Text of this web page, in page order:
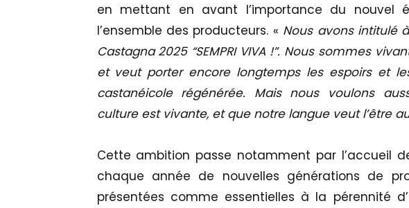
en mettant en avant l’importance du nouvel
l’ensemble des producteurs. « Nous avons intitulé
Castagna 2025 “SEMPRI VIVA !”. Nous sommes
et veut porter encore longtemps les espoirs et
castanéicole régénérée. Mais nous voulons
culture est vivante, et que notre langue veut l’être
Cette ambition passe notamment par l’accueil
chaque année de nouvelles générations de
présentées comme essentielles à la pérennité